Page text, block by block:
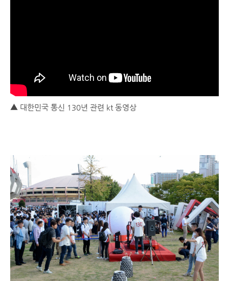
▲ 대한민국 통신 130년 관련 kt 동영상